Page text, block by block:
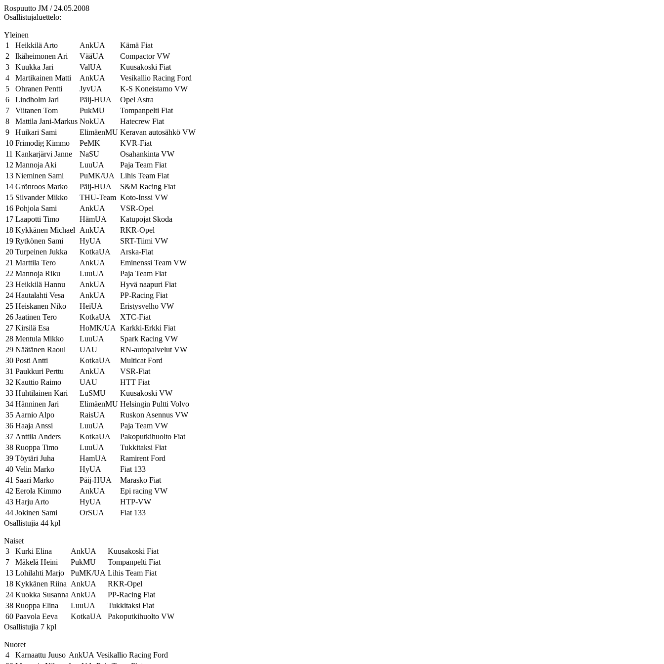
Rospuutto JM / 24.05.2008
Osallistujaluettelo:
Yleinen
1
Heikkilä Arto AnkUA
Kämä Fiat
2
Ikäheimonen Ari VääUA
Compactor VW
3
Kuukka Jari ValUA
Kuusakoski Fiat
4
Martikainen Matti AnkUA
Vesikallio Racing Ford
5
Ohranen Pentti JyvUA
K-S Koneistamo VW
6
Lindholm Jari Päij-HUA
Opel Astra
7
Viitanen Tom PukMU
Tompanpelti Fiat
8
Mattila Jani-Markus NokUA
Hatecrew Fiat
9
Huikari Sami ElimäenMU Keravan autosähkö VW
10 Frimodig Kimmo PeMK
KVR-Fiat
11 Kankarjärvi Janne NaSU
Osahankinta VW
12 Mannoja Aki LuuUA
Paja Team Fiat
13 Nieminen Sami PuMK/UA
Lihis Team Fiat
14 Grönroos Marko Päij-HUA
S&M Racing Fiat
15 Silvander Mikko THU-Team Koto-Inssi VW
16 Pohjola Sami AnkUA
VSR-Opel
17 Laapotti Timo HämUA
Katupojat Skoda
18 Kykkänen Michael AnkUA
RKR-Opel
19 Rytkönen Sami HyUA
SRT-Tiimi VW
20 Turpeinen Jukka KotkaUA
Arska-Fiat
21 Marttila Tero AnkUA
Eminenssi Team VW
22 Mannoja Riku LuuUA
Paja Team Fiat
23 Heikkilä Hannu AnkUA
Hyvä naapuri Fiat
24 Hautalahti Vesa AnkUA
PP-Racing Fiat
25 Heiskanen Niko HeiUA
Eristysvelho VW
26 Jaatinen Tero KotkaUA
XTC-Fiat
27 Kirsilä Esa HoMK/UA Karkki-Erkki Fiat
28 Mentula Mikko LuuUA
Spark Racing VW
29 Näätänen Raoul UAU
RN-autopalvelut VW
30 Posti Antti KotkaUA
Multicat Ford
31 Paukkuri Perttu AnkUA
VSR-Fiat
32 Kauttio Raimo UAU
HTT Fiat
33 Huhtilainen Kari LuSMU
Kuusakoski VW
34 Hänninen Jari ElimäenMU Helsingin Pultti Volvo
35 Aarnio Alpo RaisUA
Ruskon Asennus VW
36 Haaja Anssi LuuUA
Paja Team VW
37 Anttila Anders KotkaUA
Pakoputkihuolto Fiat
38 Ruoppa Timo LuuUA
Tukkitaksi Fiat
39 Töytäri Juha HamUA
Ramirent Ford
40 Velin Marko HyUA
Fiat 133
41 Saari Marko Päij-HUA
Marasko Fiat
42 Eerola Kimmo AnkUA
Epi racing VW
43 Harju Arto HyUA
HTP-VW
44 Jokinen Sami OrSUA
Fiat 133
Osallistujia 44 kpl
Naiset
3
Kurki Elina AnkUA
Kuusakoski Fiat
7
Mäkelä Heini PukMU
Tompanpelti Fiat
13 Lohilahti Marjo PuMK/UA Lihis Team Fiat
18 Kykkänen Riina AnkUA
RKR-Opel
24 Kuokka Susanna AnkUA
PP-Racing Fiat
38 Ruoppa Elina LuuUA
Tukkitaksi Fiat
60 Paavola Eeva KotkaUA
Pakoputkihuolto VW
Osallistujia 7 kpl
Nuoret
4
Karnaattu Juuso AnkUA Vesikallio Racing Ford